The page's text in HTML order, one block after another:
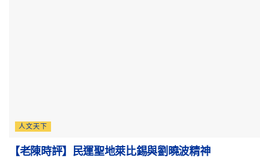
人文天下
【老陳時評】民運聖地萊比錫與劉曉波精神